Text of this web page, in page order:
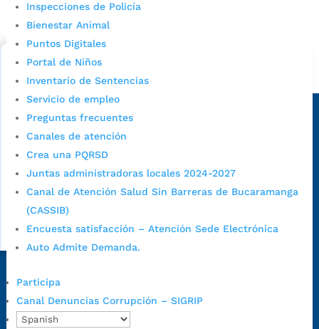
Inspecciones de Policía
Bienestar Animal
Puntos Digitales
Portal de Niños
Inventario de Sentencias
Servicio de empleo
Preguntas frecuentes
Canales de atención
Crea una PQRSD
Juntas administradoras locales 2024-2027
Canal de Atención Salud Sin Barreras de Bucaramanga
(CASSIB)
Encuesta satisfacción – Atención Sede Electrónica
Auto Admite Demanda.
Participa
Canal Denuncias Corrupción – SIGRIP
Consulta aqui los pasos para inscribirse y solicitar un
cupo escolar en los colegios oficiales de
Bucaramanga.
Alcaldía de Bucaramanga
Sede principal
Dirección Fase I:
Colombia.
Dirección Fase II:Carrera 11 # 34-52, Bucaramanga, Santander,